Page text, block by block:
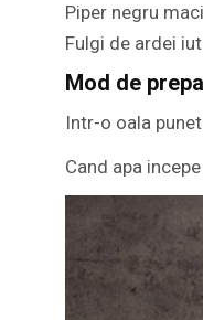
Piper negru
Fulgi de ardei
Mod de
Intr-o oala
Cand apa